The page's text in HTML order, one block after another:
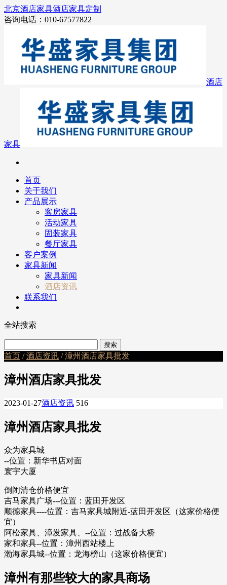
北京酒店家具酒店家具定制
咨询电话：010-67577822
酒店
家具
首页
关于我们
产品展示
客房家具
活动家具
固装家具
餐厅家具
客户案例
家具新闻
家具新闻
酒店资讯
联系我们
全站搜索
首页 /酒店资讯 / 漳州酒店家具批发
漳州酒店家具批发
2023-01-27酒店资讯 516
漳州酒店家具批发
众为家具城
--位置：新华书店对面
寰宇大厦
倒闭清仓价格便宜
吉马家具广场---位置：蓝田开发区
顺德家具----位置：吉马家具城附近-蓝田开发区（这家价格便
宜）
阿松家具、漳发家具、--位置：过战备大桥
家和家具--位置：漳州西站楼上
渤海家具城--位置：龙海榜山（这家价格便宜）
漳州有那些较大的家具商场